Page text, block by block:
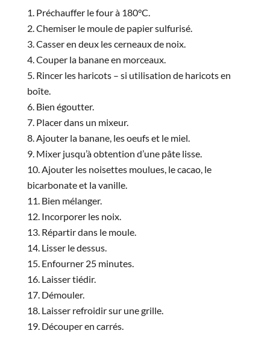
Préchauffer le four à 180°C.
Chemiser le moule de papier sulfurisé.
Casser en deux les cerneaux de noix.
Couper la banane en morceaux.
Rincer les haricots – si utilisation de haricots en
boîte.
Bien égoutter.
Placer dans un mixeur.
Ajouter la banane, les oeufs et le miel.
Mixer jusqu’à obtention d’une pâte lisse.
Ajouter les noisettes moulues, le cacao, le
bicarbonate et la vanille.
Bien mélanger.
Incorporer les noix.
Répartir dans le moule.
Lisser le dessus.
Enfourner 25 minutes.
Laisser tiédir.
Démouler.
Laisser refroidir sur une grille.
Découper en carrés.